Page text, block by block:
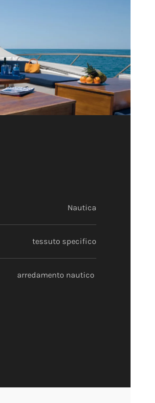
Nautica
tessuto specifico
arredamento nautico